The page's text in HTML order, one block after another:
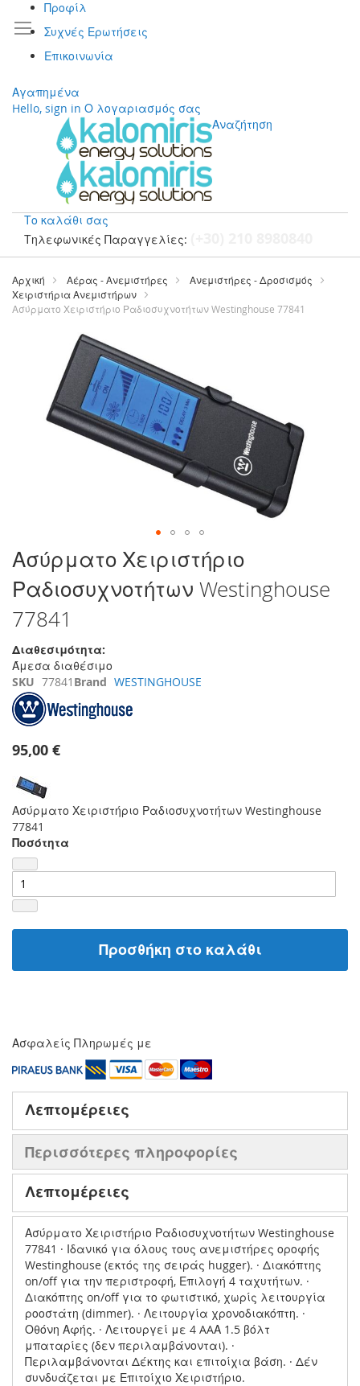
Προφίλ
Συχνές Ερωτήσεις
Επικοινωνία
Αγαπημένα
Hello, sign in Ο λογαριασμός σας
Αναζήτηση
Το καλάθι σας
Τηλεφωνικές Παραγγελίες:
Μετάβαση
περιεχόμενο
Αρχική Αέρας - Ανεμιστήρες
Ανεμιστήρες - Δροσισμός
Χειριστήρια Ανεμιστήρων
Ασύρματο Χειριστήριο Ραδιοσυχνοτήτων Westinghouse 77841
συλλογής
εικόνων
Μετάβαση
στην
αρχή
της
συλλογής
εικόνων
Ασύρματο Χειριστήριο
Ραδιοσυχνοτήτων Westinghouse
77841
Διαθεσιμότητα:
Άμεσα διαθέσιμο
SKU 77841 Brand WESTINGHOUSE
95,00 €
Ασύρματο Χειριστήριο Ραδιοσυχνοτήτων Westinghouse
77841
Ποσότητα
Προσθήκη στο καλάθι
Ασφαλείς Πληρωμές με
Λεπτομέρειες
Περισσότερες πληροφορίες
Λεπτομέρειες
Ασύρματο Χειριστήριο Ραδιοσυχνοτήτων Westinghouse
77841 · Ιδανικό για όλους τους ανεμιστήρες οροφής
Westinghouse (εκτός της σειράς hugger). · Διακόπτης
on/off για την περιστροφή, Επιλογή 4 ταχυτήτων. ·
Διακόπτης on/off για το φωτιστικό, χωρίς λειτουργία
ροοστάτη (dimmer). · Λειτουργία χρονοδιακόπτη. ·
Οθόνη Αφής. · Λειτουργεί με 4 AAΑ 1.5 βόλτ
μπαταρίες (δεν περιλαμβάνονται). ·
Περιλαμβάνονται Δέκτης και επιτοίχια βάση. · Δέν
συνδυάζεται με Επιτοίχιο Χειριστήριο.